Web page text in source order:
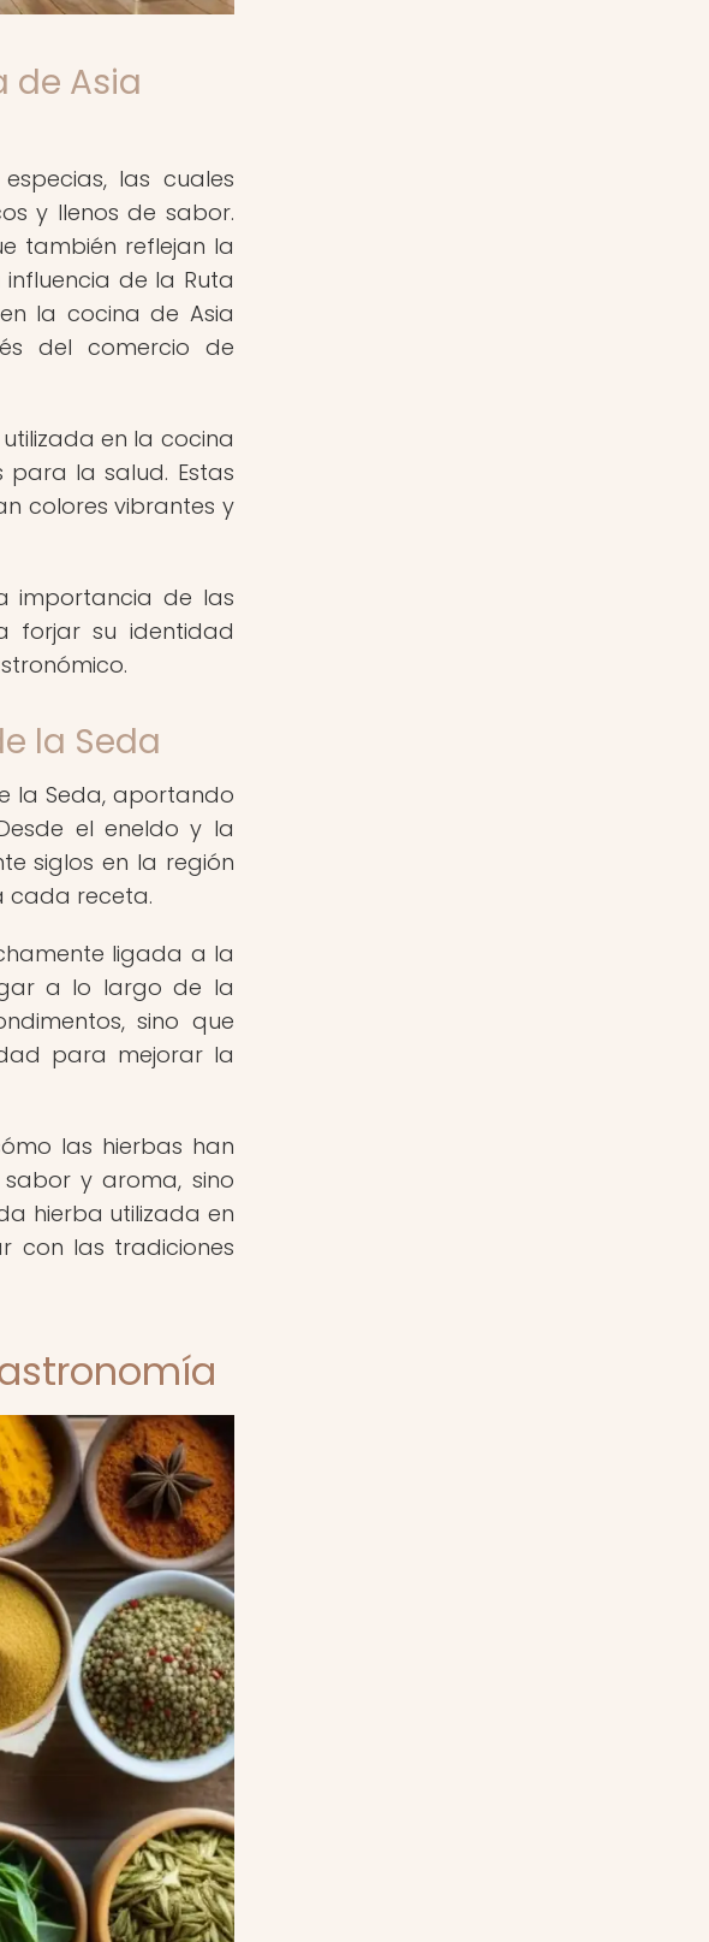
de Asia
las cuales
y llenos de sabor.
también reflejan la
de la Ruta
la cocina de Asia
del comercio de
en la cocina
la salud. Estas
colores vibrantes y
importancia de las
forjar su identidad
la Seda
la Seda, aportando
el eneldo y la
siglos en la región
cada receta.
ligada a la
a lo largo de la
sino que
para mejorar la
las hierbas han
y aroma, sino
hierba utilizada en
con las tradiciones